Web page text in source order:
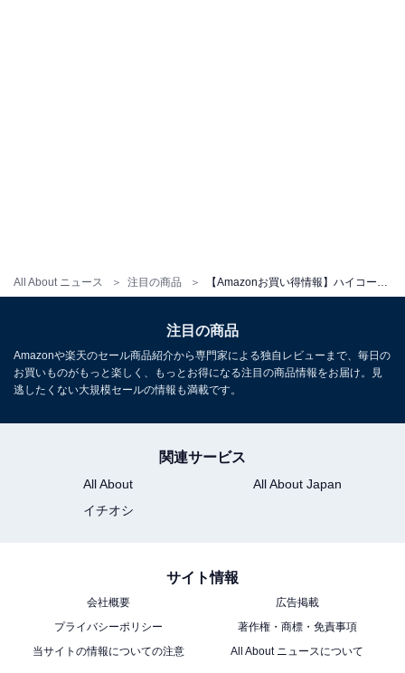
All About ニュース 注目の商品
Amazonで見る
ハイコーキ「RB36DC」
Amazonで見る
注目の商品
Amazonや楽天のセール商品紹介から専門家による独自レビューまで、毎日の
お買いものがもっと楽しく、もっとお得になる注目の商品情報をお届け。見
逃したくない大規模セールの情報も満載です。
関連サービス
All About
All About Japan
イチオシ
サイト情報
会社概要
広告掲載
プライバシーポリシー
著作権・商標・免責事項
当サイトの情報についての注意
All About ニュースについて